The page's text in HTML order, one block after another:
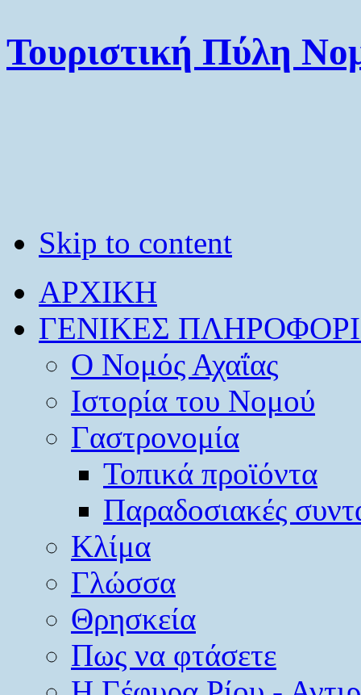
Τουριστική Πύλη
Skip to content
ΑΡΧΙΚΗ
ΓΕΝΙΚΕΣ
O Νομός Αχαΐας
Ιστορία του Νομού
Γαστρονομία
Τοπικά προϊόντα
Παραδοσιακές
Κλίμα
Γλώσσα
Θρησκεία
Πως να φτάσετε